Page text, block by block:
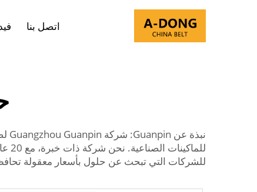
اتصل بنا
نبذة عن Guanpin: شركة Guangzhou Guanpin لصناعة الأحزمة المحدودة هي الشركة الرائدة عالميًا في تصنيع
للشركات التي تبحث عن حلول بأسعار معقولة